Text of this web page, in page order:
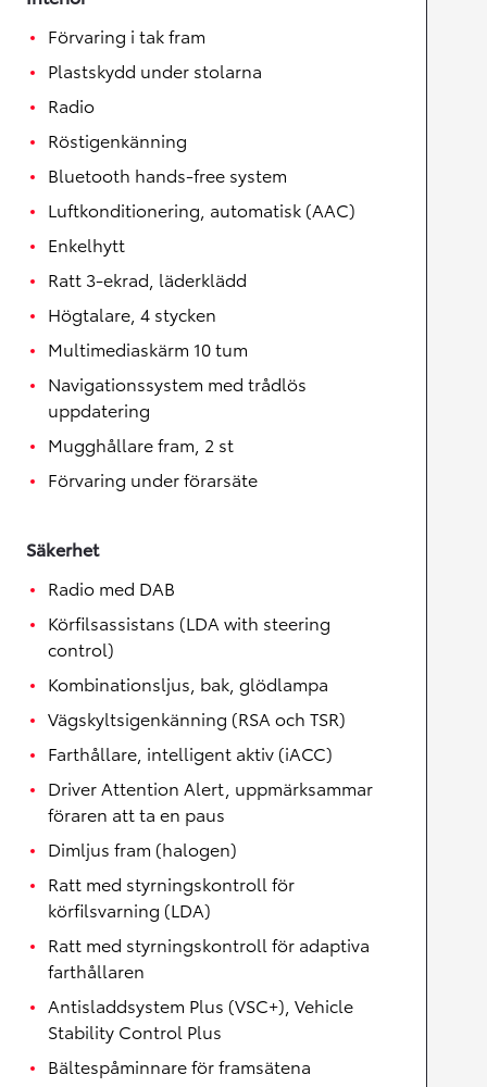
Förvaring i tak fram
Plastskydd under stolarna
Radio
Röstigenkänning
Bluetooth hands-free system
Luftkonditionering, automatisk (AAC)
Enkelhytt
Ratt 3-ekrad, läderklädd
Högtalare, 4 stycken
Multimediaskärm 10 tum
Navigationssystem med trådlös
uppdatering
Mugghållare fram, 2 st
Förvaring under förarsäte
Säkerhet
Radio med DAB
Körfilsassistans (LDA with steering
control)
Kombinationsljus, bak, glödlampa
Vägskyltsigenkänning (RSA och TSR)
Farthållare, intelligent aktiv (iACC)
Driver Attention Alert, uppmärksammar
föraren att ta en paus
Dimljus fram (halogen)
Ratt med styrningskontroll för
körfilsvarning (LDA)
Ratt med styrningskontroll för adaptiva
farthållaren
Antisladdsystem Plus (VSC+), Vehicle
Stability Control Plus
Bältespåminnare för framsätena